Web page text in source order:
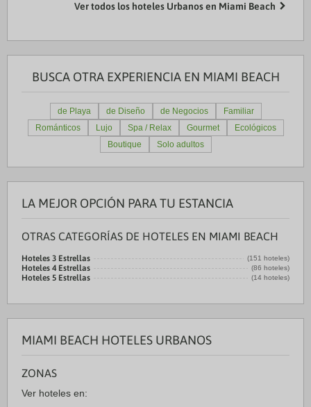
Ver todos los hoteles Urbanos en Miami Beach
BUSCA OTRA EXPERIENCIA EN MIAMI BEACH
de Playa de Diseño de Negocios
Familiar
Románticos
Lujo Spa / Relax Gourmet
Ecológicos
Boutique
Solo adultos
LA MEJOR OPCIÓN PARA TU ESTANCIA
OTRAS CATEGORÍAS DE HOTELES EN MIAMI BEACH
Hoteles 3 Estrellas (151 hoteles)
Hoteles 4 Estrellas (86 hoteles)
Hoteles 5 Estrellas (14 hoteles)
MIAMI BEACH HOTELES URBANOS
ZONAS
Ver hoteles en: